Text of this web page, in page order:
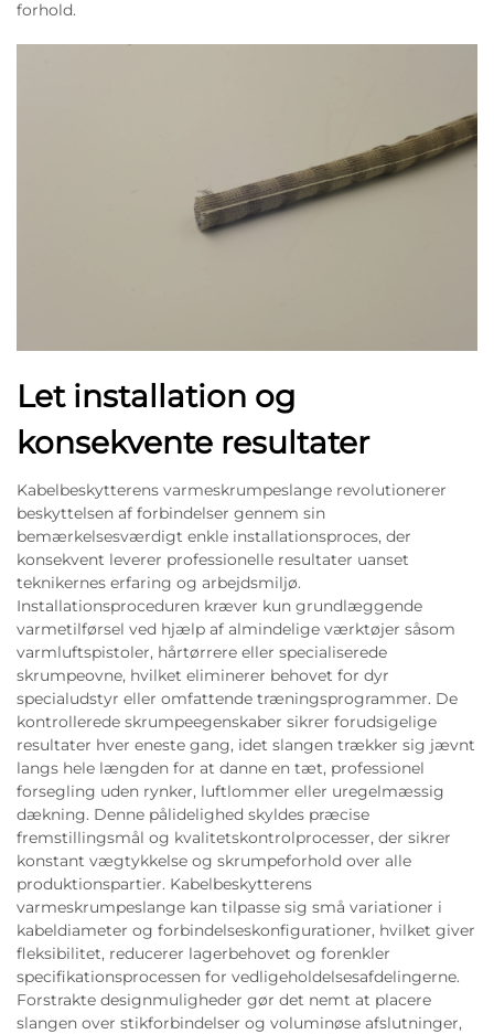
forhold.
Let installation og
konsekvente resultater
Kabelbeskytterens varmeskrumpeslange revolutionerer
beskyttelsen af forbindelser gennem sin
bemærkelsesværdigt enkle installationsproces, der
konsekvent leverer professionelle resultater uanset
teknikernes erfaring og arbejdsmiljø.
Installationsproceduren kræver kun grundlæggende
varmetilførsel ved hjælp af almindelige værktøjer såsom
varmluftspistoler, hårtørrere eller specialiserede
skrumpeovne, hvilket eliminerer behovet for dyr
specialudstyr eller omfattende træningsprogrammer. De
kontrollerede skrumpeegenskaber sikrer forudsigelige
resultater hver eneste gang, idet slangen trækker sig jævnt
langs hele længden for at danne en tæt, professionel
forsegling uden rynker, luftlommer eller uregelmæssig
dækning. Denne pålidelighed skyldes præcise
fremstillingsmål og kvalitetskontrolprocesser, der sikrer
konstant vægtykkelse og skrumpeforhold over alle
produktionspartier. Kabelbeskytterens
varmeskrumpeslange kan tilpasse sig små variationer i
kabeldiameter og forbindelseskonfigurationer, hvilket giver
fleksibilitet, reducerer lagerbehovet og forenkler
specifikationsprocessen for vedligeholdelsesafdelingerne.
Forstrakte designmuligheder gør det nemt at placere
slangen over stikforbindelser og voluminøse afslutninger,